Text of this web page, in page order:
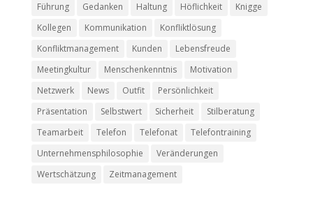
Führung
Gedanken Haltung Höflichkeit
Knigge
Kollegen
Kommunikation
Konfliktlösung
Konfliktmanagement
Kunden
Lebensfreude
Meetingkultur
Menschenkenntnis
Motivation
Netzwerk
News Outfit
Persönlichkeit
Präsentation
Selbstwert Sicherheit
Stilberatung
Teamarbeit
Telefon Telefonat
Telefontraining
Unternehmensphilosophie
Veränderungen
Wertschätzung
Zeitmanagement